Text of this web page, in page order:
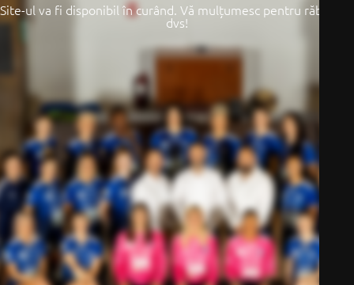
Site-ul va fi disponibil în curând. Vă mulțumesc pentru răbdarea
dvs!